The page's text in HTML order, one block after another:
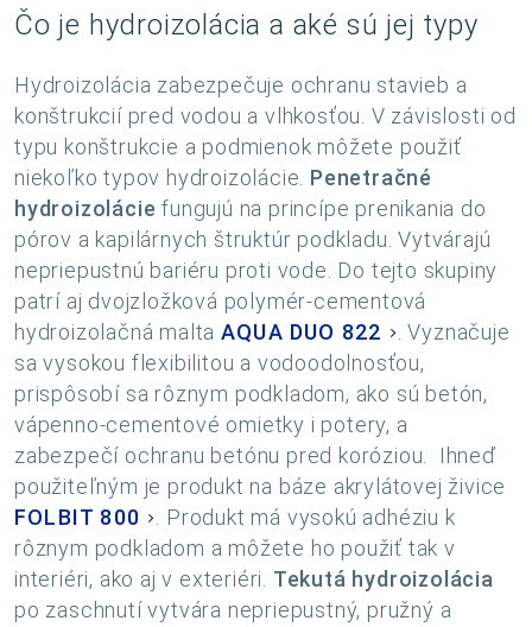
Čo je hydroizolácia a aké sú jej typy
Hydroizolácia zabezpečuje ochranu stavieb a
konštrukcií pred vodou a vlhkosťou. V závislosti od
typu konštrukcie a podmienok môžete použiť
niekoľko typov hydroizolácie. Penetračné
hydroizolácie fungujú na princípe prenikania do
pórov a kapilárnych štruktúr podkladu. Vytvárajú
nepriepustnú bariéru proti vode. Do tejto skupiny
patrí aj dvojzložková polymér-cementová
hydroizolačná maltaAQUA DUO 822
. Vyznačuje
sa vysokou flexibilitou a vodoodolnosťou,
prispôsobí sa rôznym podkladom, ako sú betón,
vápenno-cementové omietky i potery, a
zabezpečí ochranu betónu pred koróziou. Ihneď
použiteľným je produkt na báze akrylátovej živice
FOLBIT 800
. Produkt má vysokú adhéziu k
rôznym podkladom a môžete ho použiť tak v
interiéri, ako aj v exteriéri. Tekutá hydroizolácia
po zaschnutí vytvára nepriepustný, pružný a